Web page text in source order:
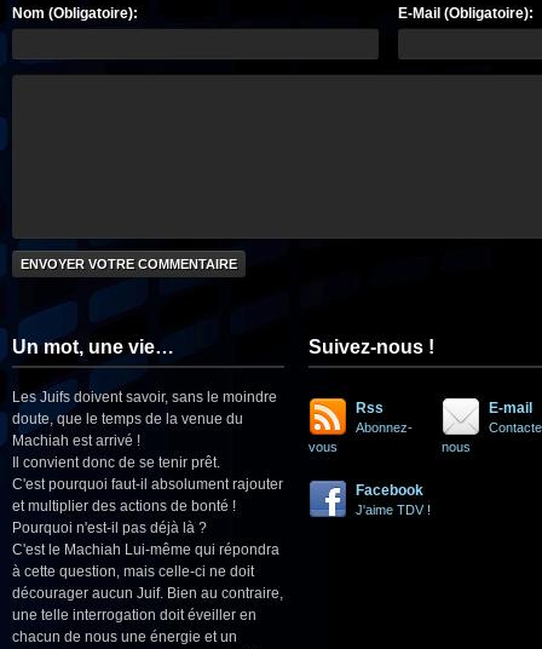
Nom (Obligatoire): E-Mail (Obligatoire):
Un mot, une vie…
Les Juifs doivent savoir, sans le moindre
doute, que le temps de la venue du
Machiah est arrivé !
Il convient donc de se tenir prêt.
C'est pourquoi faut-il absolument rajouter
et multiplier des actions de bonté !
Pourquoi n'est-il pas déjà là ?
C'est le Machiah Lui-même qui répondra
à cette question, mais celle-ci ne doit
décourager aucun Juif. Bien au contraire,
une telle interrogation doit éveiller en
chacun de nous une énergie et un
Suivez-nous !
Rss
Abonnez-
vous
E-mail
nous
Facebook
J'aime TDV !